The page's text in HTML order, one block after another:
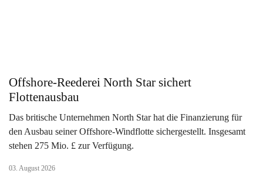
Offshore-Reederei North Star sichert
Flottenausbau
Das britische Unternehmen North Star hat die Finanzierung für
den Ausbau seiner Offshore-Windflotte sichergestellt. Insgesamt
stehen 275 Mio. £ zur Verfügung.
03. August 2026